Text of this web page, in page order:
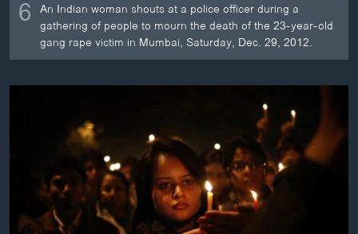
6 An Indian woman shouts at a police officer during a
gathering of people to mourn the death of the 23-year-old
gang rape victim in Mumbai, Saturday, Dec. 29, 2012.